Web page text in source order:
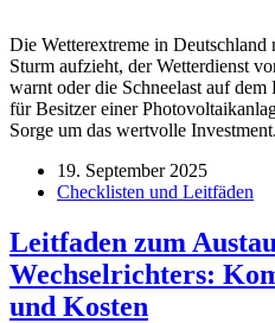
Die Wetterextreme in Deutschland
Sturm aufzieht, der Wetterdienst
warnt oder die Schneelast auf
für Besitzer einer
Sorge um das wertvolle
19. September 2025
Checklisten und Leitfäden
Leitfaden zum
Wechselrichters:
und Kosten